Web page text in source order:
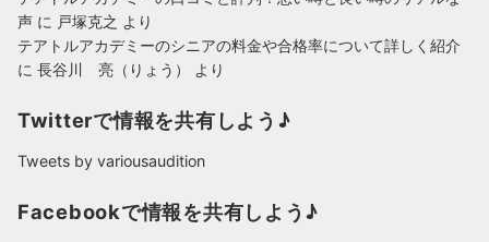
声 に 戸塚克之 より
テアトルアカデミーのシニアの料金や合格率について詳しく紹介
に 長谷川 亮（りょう） より
Twitterで情報を共有しよう♪
Tweets by variousaudition
Facebookで情報を共有しよう♪